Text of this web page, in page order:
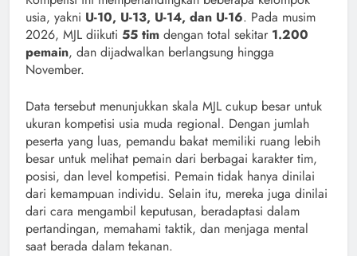
usia, yakni U-10, U-13, U-14, dan U-16. Pada musim
2026, MJL diikuti 55 tim dengan total sekitar 1.200
pemain, dan dijadwalkan berlangsung hingga
November.
Data tersebut menunjukkan skala MJL cukup besar untuk
ukuran kompetisi usia muda regional. Dengan jumlah
peserta yang luas, pemandu bakat memiliki ruang lebih
besar untuk melihat pemain dari berbagai karakter tim,
posisi, dan level kompetisi. Pemain tidak hanya dinilai
dari kemampuan individu. Selain itu, mereka juga dinilai
dari cara mengambil keputusan, beradaptasi dalam
pertandingan, memahami taktik, dan menjaga mental
saat berada dalam tekanan.